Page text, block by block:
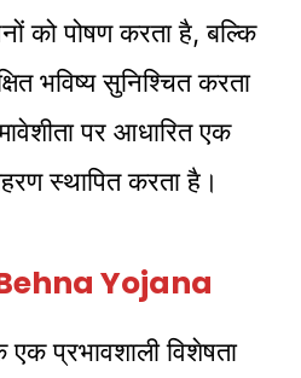
को पोषण करता है, बल्कि
भविष्य सुनिश्चित करता
पर आधारित एक
स्थापित करता है।
Yojana
प्रभावशाली विशेषता